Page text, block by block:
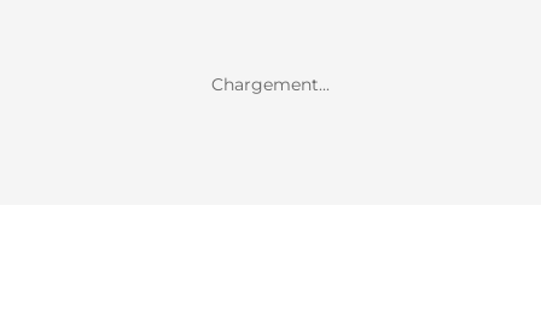
Chargement...